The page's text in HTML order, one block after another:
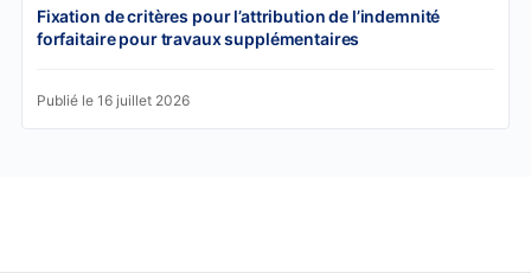
Fixation de critères pour l’attribution de l’indemnité
forfaitaire pour travaux supplémentaires
Publié le 16 juillet 2026